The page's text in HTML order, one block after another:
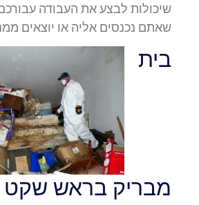
שיכולות לבצע את העבודה
שאתם נכנסים אליה או יוצאים
בית
מבריק בראש שקט